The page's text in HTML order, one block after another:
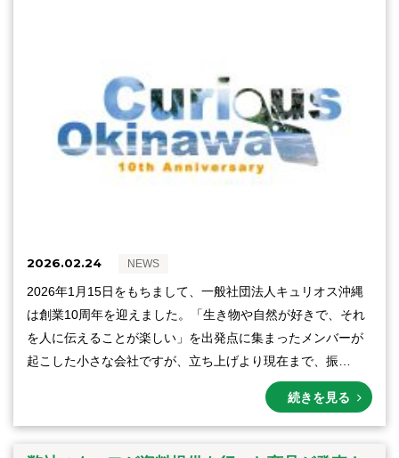
2026.02.24 NEWS
2026年1月15日をもちまして、一般社団法人キュリオス沖縄
は創業10周年を迎えました。「生き物や自然が好きで、それ
を人に伝えることが楽しい」を出発点に集まったメンバーが
起こした小さな会社ですが、立ち上げより現在まで、振…
続きを見る